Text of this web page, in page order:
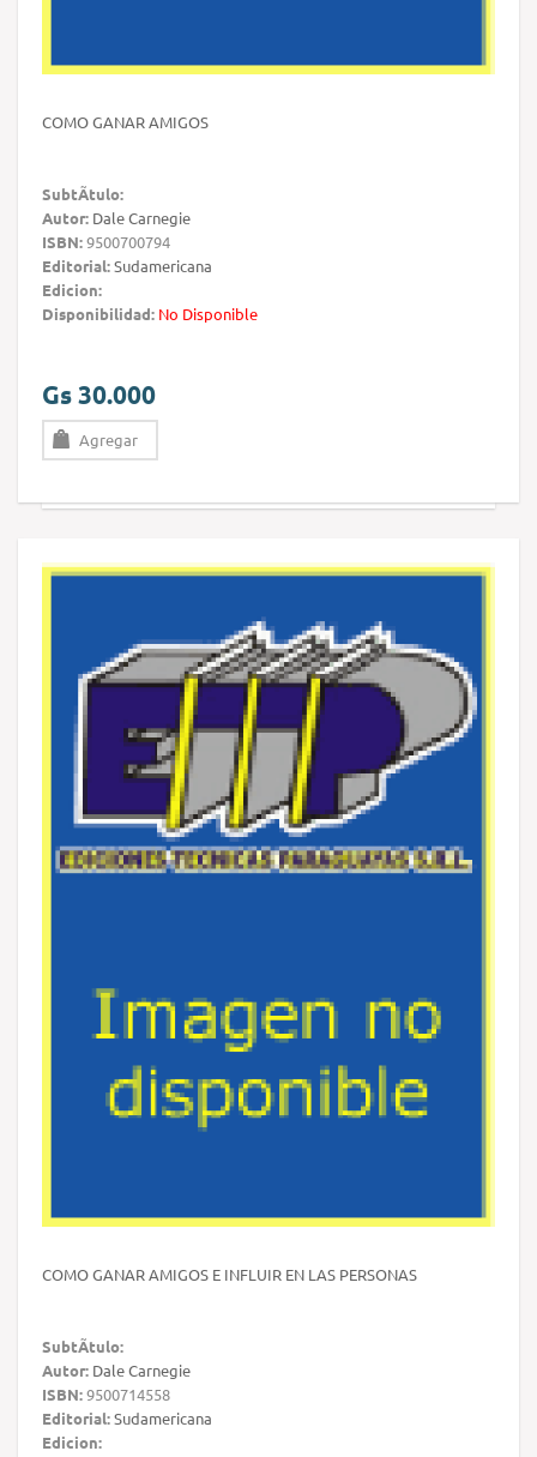
COMO GANAR AMIGOS
SubtÃ­tulo:
Autor: Dale Carnegie
ISBN:9500700794
Editorial:Sudamericana
Edicion:
Disponibilidad: No Disponible
Gs 30.000
Agregar
COMO GANAR AMIGOS E INFLUIR EN LAS PERSONAS
SubtÃ­tulo:
Autor: Dale Carnegie
ISBN:9500714558
Editorial:Sudamericana
Edicion: